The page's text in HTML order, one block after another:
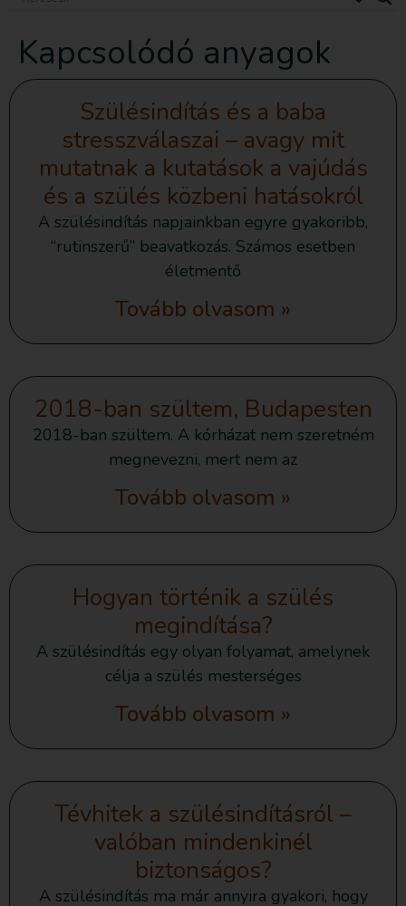
Kapcsolódó anyagok
Szülésindítás és a baba
stresszválaszai – avagy mit
mutatnak a kutatások a vajúdás
és a szülés közbeni hatásokról
A szülésindítás napjainkban egyre gyakoribb,
“rutinszerű” beavatkozás. Számos esetben
életmentő
Tovább olvasom »
2018-ban szültem, Budapesten
2018-ban szültem. A kórházat nem szeretném
megnevezni, mert nem az
Tovább olvasom »
Hogyan történik a szülés
megindítása?
A szülésindítás egy olyan folyamat, amelynek
célja a szülés mesterséges
Tovább olvasom »
Tévhitek a szülésindításról –
valóban mindenkinél
biztonságos?
A szülésindítás ma már annyira gyakori, hogy